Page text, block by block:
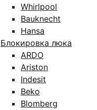
Whirlpool
Bauknecht
Hansa
Блокировка люка
ARDO
Ariston
Indesit
Beko
Blomberg